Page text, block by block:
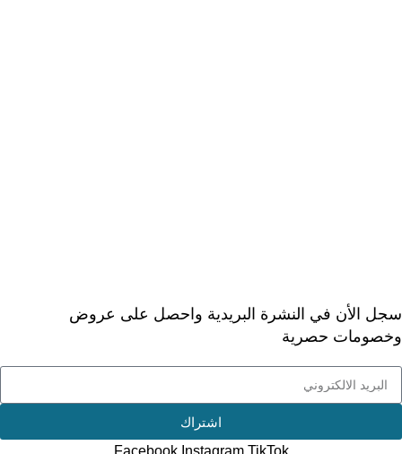
سجل الأن في النشرة البريدية واحصل على عروض
وخصومات حصرية
اشتراك